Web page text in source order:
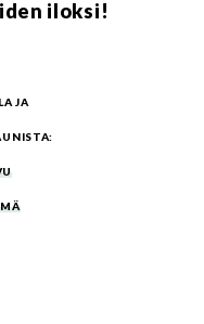
iloksi!
JA